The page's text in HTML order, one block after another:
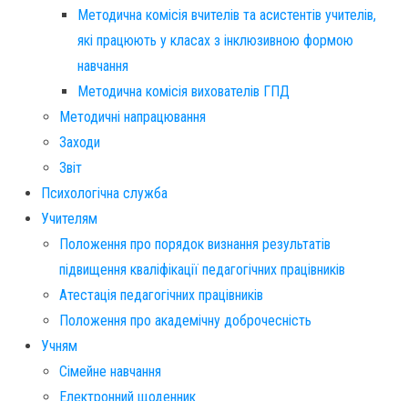
Методична комісія вчителів та асистентів учителів,
які працюють у класах з інклюзивною формою
навчання
Методична комісія вихователів ГПД
Методичні напрацювання
Заходи
Звіт
Психологічна служба
Учителям
Положення про порядок визнання результатів
підвищення кваліфікації педагогічних працівників
Атестація педагогічних працівників
Положення про академічну доброчесність
Учням
Сімейне навчання
Електронний щоденник